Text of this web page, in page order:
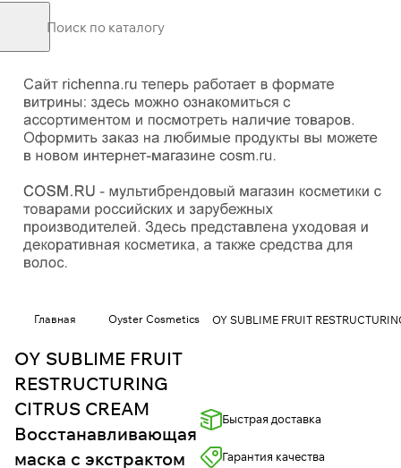
Главная Oyster Cosmetics OY SUBLIME FRUIT
OY SUBLIME FRUIT
RESTRUCTURING
CITRUS CREAM
Восстанавливающая
маска с экстрактом
Быстрая доставка
Гарантия качества